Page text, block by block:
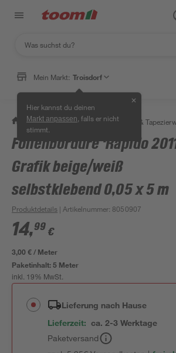
Mein Markt: Troisdorf
Hier kannst du deinen
Markt anpassen , falls er nicht
stimmt.
✕
/ Wohnen & Haushalt / Tapeten &
Folienbordüre 'Rapido
Grafik beige/weiß
selbstklebend 0,05 x 5 m
Produktdetails | Artikelnummer: 8050907
14,99 €
3,00 € / Meter
Paketinhalt:5 Meter
inkl. 19% MwSt.
Lieferung nach Hause
Lieferzeit: ca. 2-3 Werktage
Paketversand